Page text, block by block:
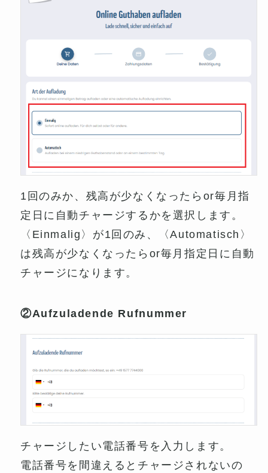
1回のみか、残高が少なくなったらor毎月指
定日に自動チャージするかを選択します。
〈Einmalig〉が1回のみ、〈Automatisch〉
は残高が少なくなったらor毎月指定日に自動
チャージになります。
②Aufzuladende Rufnummer
チャージしたい電話番号を入力します。
電話番号を間違えるとチャージされないの